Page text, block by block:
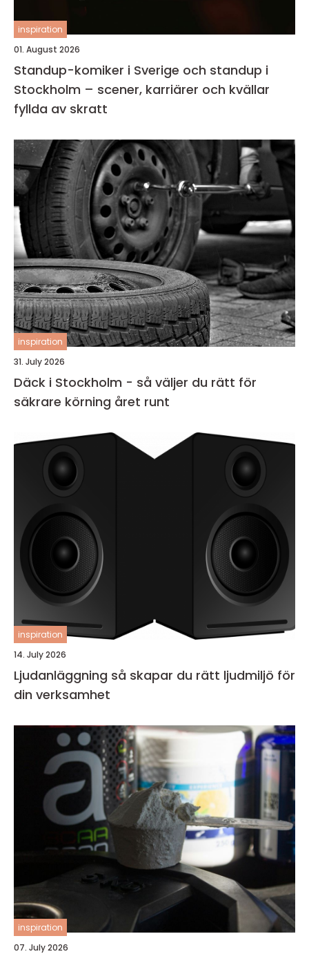
inspiration
01. August 2026
Standup-komiker i Sverige och standup i
Stockholm – scener, karriärer och kvällar
fyllda av skratt
inspiration
31. July 2026
Däck i Stockholm - så väljer du rätt för
säkrare körning året runt
inspiration
14. July 2026
Ljudanläggning så skapar du rätt ljudmiljö för
din verksamhet
inspiration
07. July 2026